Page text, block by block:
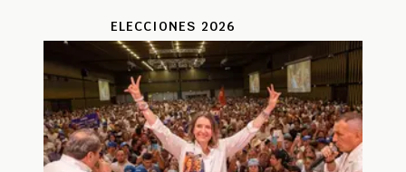
ELECCIONES 2026